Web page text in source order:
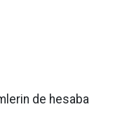
de hesaba